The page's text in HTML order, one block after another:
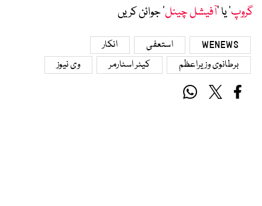
گروپ‘ یا ’آفیشل چینل‘ جوائن کریں
WENEWS استعفی
انکار
برطانوی وزیراعظم
کیئر اسٹارمر وی نیوز